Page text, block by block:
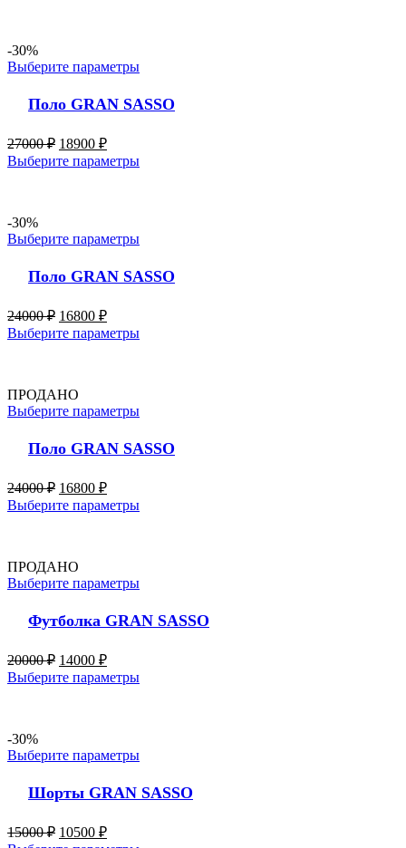
-30%
Выберите параметры
Поло GRAN SASSO
27000₽ 18900 ₽
Выберите параметры
-30%
Выберите параметры
Поло GRAN SASSO
24000₽ 16800 ₽
Выберите параметры
ПРОДАНО
Выберите параметры
Поло GRAN SASSO
24000₽ 16800 ₽
Выберите параметры
ПРОДАНО
Выберите параметры
Футболка GRAN SASSO
20000₽ 14000 ₽
Выберите параметры
-30%
Выберите параметры
Шорты GRAN SASSO
15000₽ 10500 ₽